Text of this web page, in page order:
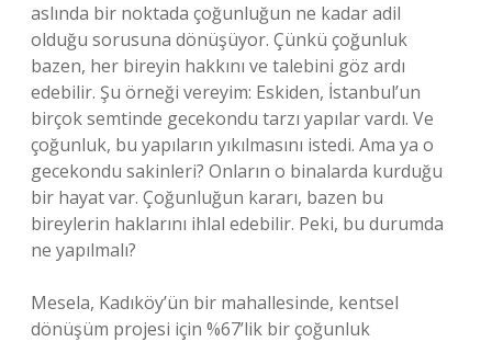
aslında bir noktada çoğunluğun ne kadar adil
olduğu sorusuna dönüşüyor. Çünkü çoğunluk
bazen, her bireyin hakkını ve talebini göz ardı
edebilir. Şu örneği vereyim: Eskiden, İstanbul’un
birçok semtinde gecekondu tarzı yapılar vardı. Ve
çoğunluk, bu yapıların yıkılmasını istedi. Ama ya o
gecekondu sakinleri? Onların o binalarda kurduğu
bir hayat var. Çoğunluğun kararı, bazen bu
bireylerin haklarını ihlal edebilir. Peki, bu durumda
ne yapılmalı?
Mesela, Kadıköy’ün bir mahallesinde, kentsel
dönüşüm projesi için %67’lik bir çoğunluk